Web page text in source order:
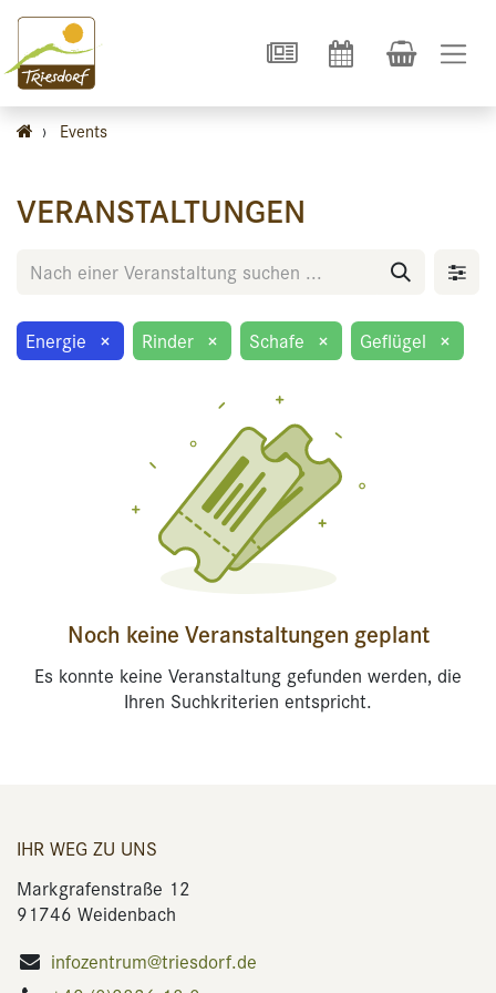
› Events
VERANSTALTUNGEN
Energie × Rinder × Schafe × Geflügel ×
Noch keine Veranstaltungen geplant
Es konnte keine Veranstaltung gefunden werden, die
Ihren Suchkriterien entspricht.
IHR WEG ZU UNS
Markgrafenstraße 12
91746 Weidenbach
infozentrum@triesdorf.de